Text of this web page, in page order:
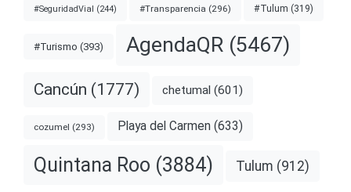
#SeguridadVial (244) #Transparencia (296) #Tulum (319)
#Turismo (393) AgendaQR (5467)
Cancún (1777) chetumal (601)
cozumel (293) Playa del Carmen (633)
Quintana Roo (3884) Tulum (912)